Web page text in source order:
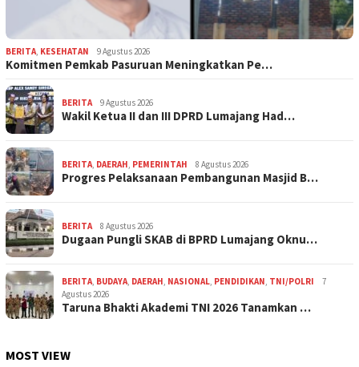
BERITA KESEHATAN 9 Agustus 2026
Komitmen Pemkab Pasuruan Meningkatkan Pe…
BERITA 9 Agustus 2026
Wakil Ketua II dan III DPRD Lumajang Had…
BERITA DAERAH PEMERINTAH 8 Agustus 2026
Progres Pelaksanaan Pembangunan Masjid B…
BERITA 8 Agustus 2026
Dugaan Pungli SKAB di BPRD Lumajang Oknu…
BERITA BUDAYA DAERAH NASIONAL PENDIDIKAN TNI/POLRI
7
Agustus 2026
Taruna Bhakti Akademi TNI 2026 Tanamkan …
MOST VIEW